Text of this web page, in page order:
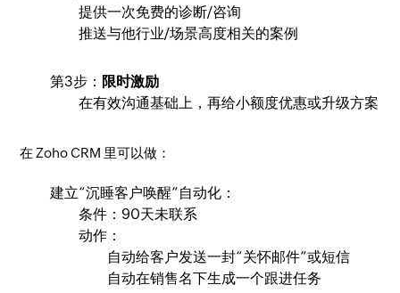
提供一次免费的诊断/咨询
推送与他行业/场景高度相关的案例
第3步： 限时激励
在有效沟通基础上，再给小额度优惠或升级方案
在 Zoho CRM 里可以做：
建立“沉睡客户唤醒”自动化：
条件：90天未联系
动作：
自动给客户发送一封“关怀邮件”或短信
自动在销售名下生成一个跟进任务